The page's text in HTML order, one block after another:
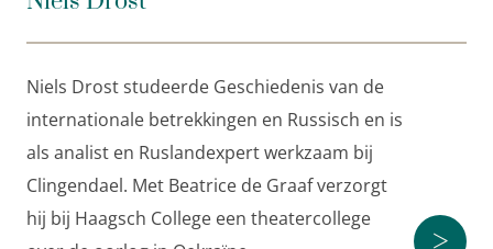
Niels Drost studeerde Geschiedenis van de
internationale betrekkingen en Russisch en is
als analist en Ruslandexpert werkzaam bij
Clingendael. Met Beatrice de Graaf verzorgt
hij bij Haagsch College een theatercollege